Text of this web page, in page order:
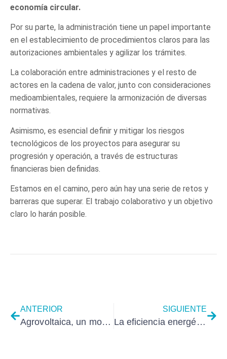
economía circular.
Por su parte, la administración tiene un papel importante
en el establecimiento de procedimientos claros para las
autorizaciones ambientales y agilizar los trámites.
La colaboración entre administraciones y el resto de
actores en la cadena de valor, junto con consideraciones
medioambientales, requiere la armonización de diversas
normativas.
Asimismo, es esencial definir y mitigar los riesgos
tecnológicos de los proyectos para asegurar su
progresión y operación, a través de estructuras
financieras bien definidas.
Estamos en el camino, pero aún hay una serie de retos y
barreras que superar. El trabajo colaborativo y un objetivo
claro lo harán posible.
ANTERIOR
Agrovoltaica, un modelo sostenible para la energía solar
SIGUIENTE
La eficiencia energética en el sector de la logística: conversaciones en el SIL Barcelona 23